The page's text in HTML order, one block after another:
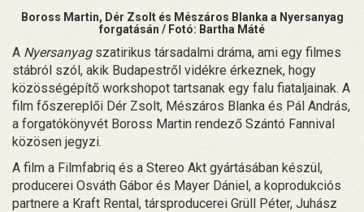
Boross Martin, Dér Zsolt és Mészáros Blanka a Nyersanyag
forgatásán / Fotó: Bartha Máté
A Nyersanyagszatirikus társadalmi dráma, ami egy filmes
stábról szól, akik Budapestről vidékre érkeznek, hogy
közösségépítő workshopot tartsanak egy falu fiataljainak. A
film főszereplői Dér Zsolt, Mészáros Blanka és Pál András,
a forgatókönyvét Boross Martin rendező Szántó Fannival
közösen jegyzi.
A film a Filmfabriq és a Stereo Akt gyártásában készül,
producerei Osváth Gábor és Mayer Dániel, a koprodukciós
partnere a Kraft Rental, társproducerei Grüll Péter, Juhász